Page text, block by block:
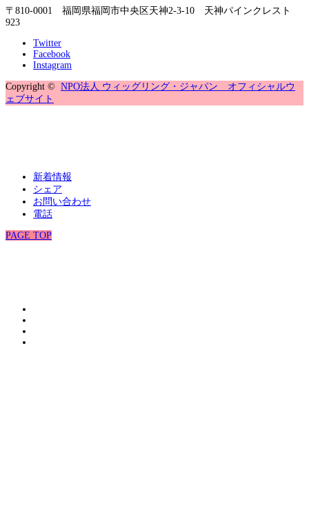
〒810-0001 福岡県福岡市中央区天神2-3-10 天神パインクレスト
923
Twitter
Facebook
Instagram
Copyright © NPO法人 ウィッグリング・ジャパン オフィシャルウ
ェブサイト
新着情報
シェア
お問い合わせ
電話
PAGE TOP